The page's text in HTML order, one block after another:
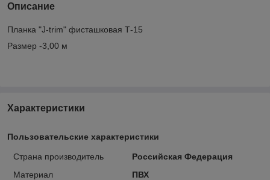
Описание
Планка "J-trim" фисташковая Т-15
Размер -3,00 м
Характеристики
Пользовательские характеристики
Страна производитель
Российская Федерация
Материал
ПВХ